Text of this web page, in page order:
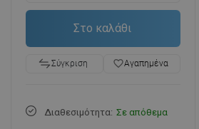
Στο καλάθι
Σύγκριση favorite_borderΑγαπημένα
Διαθεσιμότητα: Σε απόθεμα